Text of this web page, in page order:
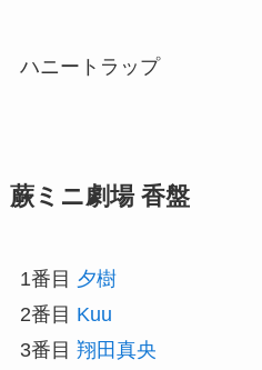
ハニートラップ
蕨ミニ劇場 香盤
1番目 夕樹
2番目 Kuu
3番目 翔田真央